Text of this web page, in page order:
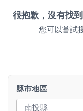
很抱歉，沒有找
您可以嘗試
縣市地區